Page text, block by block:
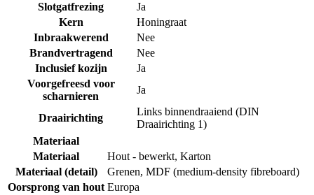
Slotgatfrezing
Ja
Kern
Honingraat
Inbraakwerend
Nee
Brandvertragend
Nee
Inclusief kozijn
Ja
Voorgefreesd voor
scharnieren
Ja
Draairichting
Links binnendraaiend (DIN
Draairichting 1)
Materiaal
Materiaal
Hout - bewerkt, Karton
Materiaal (detail)
Grenen, MDF (medium-density fibreboard)
Oorsprong van hout Europa